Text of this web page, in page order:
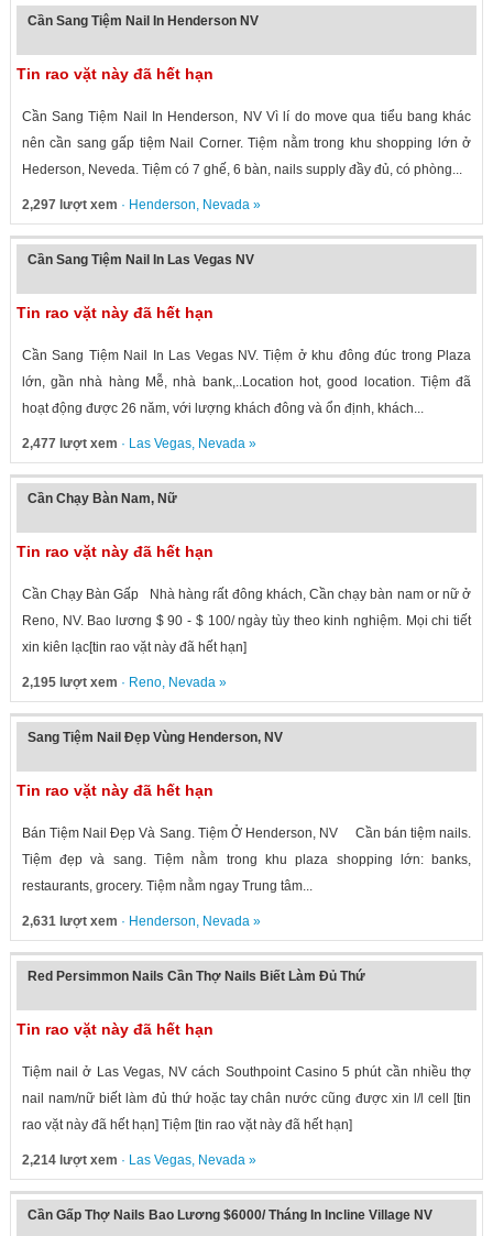
Cần Sang Tiệm Nail In Henderson NV
Tin rao vặt này đã hết hạn
Cần Sang Tiệm Nail In Henderson, NV Vì lí do move qua tiểu bang khác
nên cần sang gấp tiệm Nail Corner. Tiệm nằm trong khu shopping lớn ở
Hederson, Neveda. Tiệm có 7 ghế, 6 bàn, nails supply đầy đủ, có phòng...
2,297 lượt xem · Henderson, Nevada»
Cần Sang Tiệm Nail In Las Vegas NV
Tin rao vặt này đã hết hạn
Cần Sang Tiệm Nail In Las Vegas NV. Tiệm ở khu đông đúc trong Plaza
lớn, gần nhà hàng Mễ, nhà bank,..Location hot, good location. Tiệm đã
hoạt động được 26 năm, với lượng khách đông và ổn định, khách...
2,477 lượt xem · Las Vegas, Nevada»
Cần Chạy Bàn Nam, Nữ
Tin rao vặt này đã hết hạn
Cần Chạy Bàn Gấp Nhà hàng rất đông khách, Cần chạy bàn nam or nữ ở
Reno, NV. Bao lương $ 90 - $ 100/ ngày tùy theo kinh nghiệm. Mọi chi tiết
xin kiên lạc[tin rao vặt này đã hết hạn]
2,195 lượt xem · Reno, Nevada»
Sang Tiệm Nail Đẹp Vùng Henderson, NV
Tin rao vặt này đã hết hạn
Bán Tiệm Nail Đẹp Và Sang. Tiệm Ở Henderson, NV Cần bán tiệm nails.
Tiệm đẹp và sang. Tiệm nằm trong khu plaza shopping lớn: banks,
restaurants, grocery. Tiệm nằm ngay Trung tâm...
2,631 lượt xem · Henderson, Nevada»
Red Persimmon Nails Cần Thợ Nails Biết Làm Đủ Thứ
Tin rao vặt này đã hết hạn
Tiệm nail ở Las Vegas, NV cách Southpoint Casino 5 phút cần nhiều thợ
nail nam/nữ biết làm đủ thứ hoặc tay chân nước cũng được xin l/l cell [tin
rao vặt này đã hết hạn] Tiệm [tin rao vặt này đã hết hạn]
2,214 lượt xem · Las Vegas, Nevada»
Cần Gấp Thợ Nails Bao Lương $6000/ Tháng In Incline Village NV